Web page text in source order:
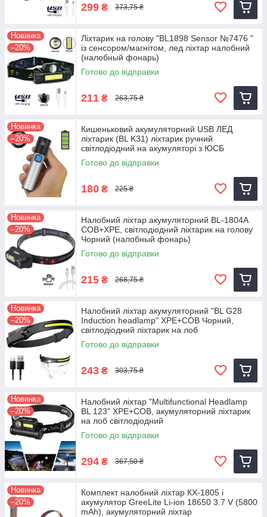
299 ₴ 373,75 ₴
Новинка
–20%
Ліхтарик на голову "BL1898 Sensor №7476 "
із сенсором/магнітом, лед ліхтар налобний
(налобный фонарь)
Готово до відправки
211 ₴ 263,75 ₴
Новинка
–20%
Кишеньковий акумуляторний USB ЛЕД
ліхтарик (BL K31) ліхтарик ручний
світлодіодний на акумуляторі з ЮСБ
Готово до відправки
180 ₴ 225 ₴
Новинка
–20%
Налобний ліхтар акумуляторний BL-1804A
COB+XPE, світлодіодний ліхтарик на голову
Чорний (налобный фонарь)
Готово до відправки
215 ₴ 268,75 ₴
Новинка
–20%
Налобний ліхтар акумуляторний "BL G28
Induction headlamp" XPE+COB Чорний,
світлодіодний ліхтарик на лоб
Готово до відправки
243 ₴ 303,75 ₴
Новинка
–20%
Налобний ліхтар "Multifunctional Headlamp
BL 123" XPE+COB, акумуляторний ліхтарик
на лоб світлодіодний
Готово до відправки
294 ₴ 367,50 ₴
Новинка
–20%
Комплект налобний ліхтар КХ-1805 і
акумулятор GreeLite Li-ion 18650 3.7 V (5800
mAh), акумуляторний ліхтар